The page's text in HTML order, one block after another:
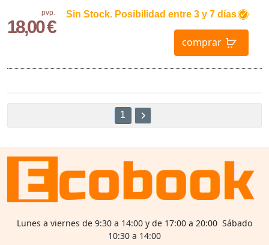
pvp.
18,00 €
Sin Stock. Posibilidad entre 3 y 7 días
comprar
1
Lunes a viernes de 9:30 a 14:00 y de 17:00 a 20:00 Sábado
10:30 a 14:00